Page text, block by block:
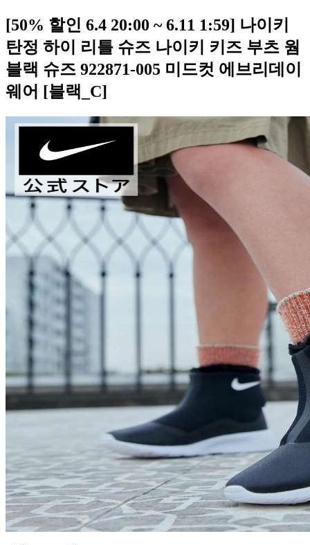
[50% 할인 6.4 20:00 ~ 6.11 1:59] 나이키
탄정 하이 리틀 슈즈 나이키 키즈 부츠 웜
블랙 슈즈 922871-005 미드컷 에브리데이
웨어 [블랙_C]